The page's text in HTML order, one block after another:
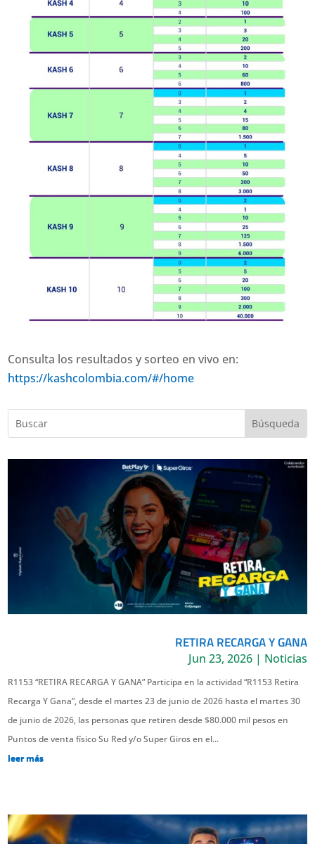
Consulta los resultados y sorteo en vivo en:
https://kashcolombia.com/#/home
RETIRA RECARGA Y GANA
Jun 23, 2026| Noticias
R1153 “RETIRA RECARGA Y GANA” Participa en la actividad “R1153 Retira
Recarga Y Gana”, desde el martes 23 de junio de 2026 hasta el martes 30
de junio de 2026, las personas que retiren desde $80.000 mil pesos en
Puntos de venta físico Su Red y/o Super Giros en el...
leer más